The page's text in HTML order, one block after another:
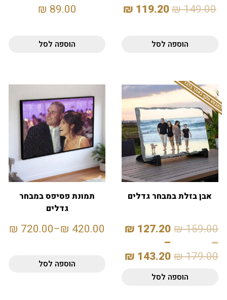
149.00
₪
119.20
₪
הוספה לסל
89.00
₪
הוספה לסל
המבצע תקף באתר בלבד
אבן בזלת במבחר גדלים
159.00
₪
–
179.00
₪
127.20
₪
–
143.20
₪
הוספה לסל
תמונת פסיפס במבחר
גדלים
420.00
₪
–
720.00
₪
הוספה לסל